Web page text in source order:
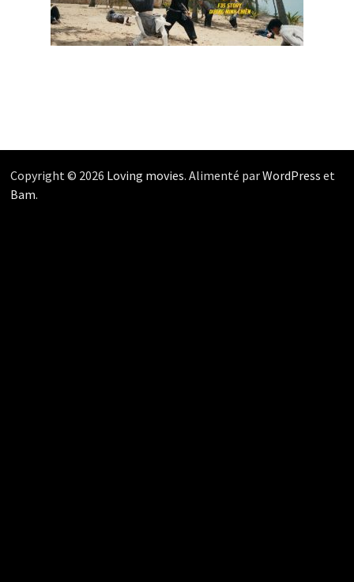
Copyright © 2026 Loving movies. Alimenté parWordPress et
Bam.